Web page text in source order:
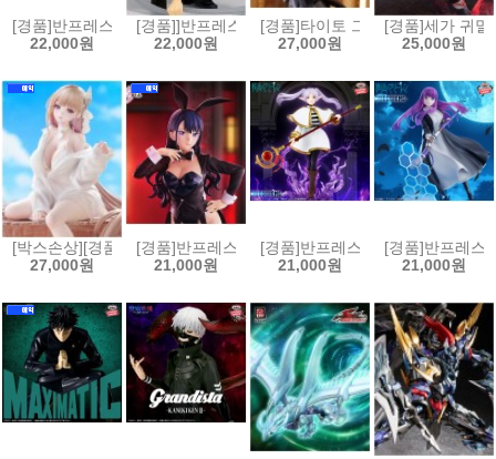
[경품]반프레스토 카드캡터 사쿠라 클리어 카드편 키노모토 사쿠라 피
22,000원
[경품]]반프레스토 나의 히어로 아카데미아
22,000원
[경품]타이토 그 비스크 돌은 사
27,000원
[경품]세가 귀
25,000원
[박스손상][경품]후류 누들스토퍼 승리의 여신 니케 바이퍼 샤인 오브
27,000원
[경품]반프레스토 그 비스크 돌은 사랑을 한다
21,000원
[경품]반프레스토 장송의 프리렌
21,000원
[경품]반프레스
21,000원